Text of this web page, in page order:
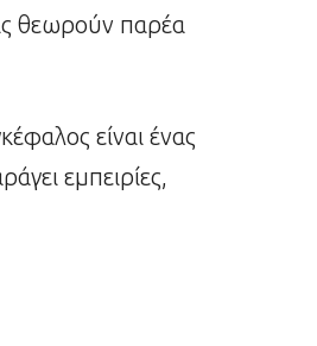
θεωρούν παρέα
είναι ένας
εμπειρίες,